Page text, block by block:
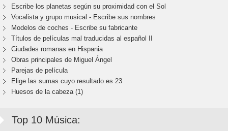
Escribe los planetas según su proximidad con el Sol
Vocalista y grupo musical - Escribe sus nombres
Modelos de coches - Escribe su fabricante
Títulos de películas mal traducidas al español II
Ciudades romanas en Hispania
Obras principales de Miguel Ángel
Parejas de película
Elige las sumas cuyo resultado es 23
Huesos de la cabeza (1)
Top 10 Música: